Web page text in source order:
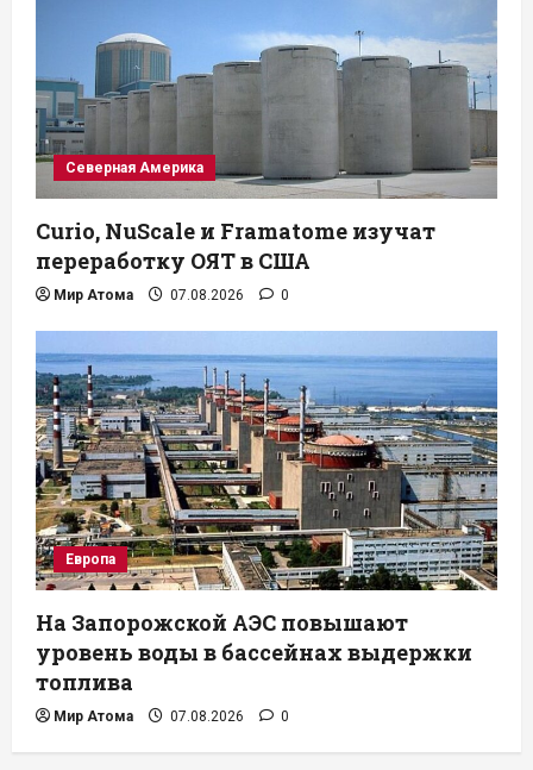
Северная Америка
Curio, NuScale и Framatome изучат
переработку ОЯТ в США
Мир Атома 07.08.2026 0
Европа
На Запорожской АЭС повышают
уровень воды в бассейнах выдержки
топлива
Мир Атома 07.08.2026 0